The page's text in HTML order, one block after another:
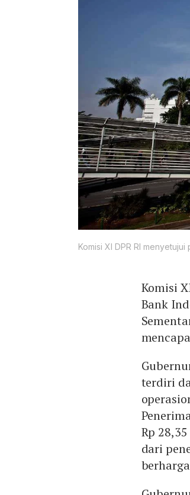
Komisi XI DPR RI
Komisi
Bank
terdiri
Rp
dari